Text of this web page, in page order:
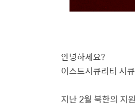
안녕하세요?
이스트시큐리티 시
지난 2월 북한의 지